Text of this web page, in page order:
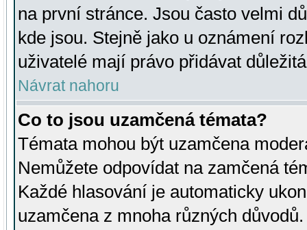
na první stránce. Jsou často velmi
kde jsou. Stejně jako u oznámení
uživatelé mají právo přidávat
Návrat nahoru
Co to jsou uzamčená témata?
Témata mohou být uzamčena
Nemůžete odpovídat na zamčená
Každé hlasování je automaticky
uzamčena z mnoha různých důvodů.